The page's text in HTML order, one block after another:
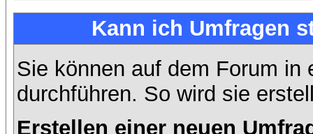
Kann ich Umfragen
Sie können auf dem Forum in
durchführen. So wird sie
Erstellen einer neuen